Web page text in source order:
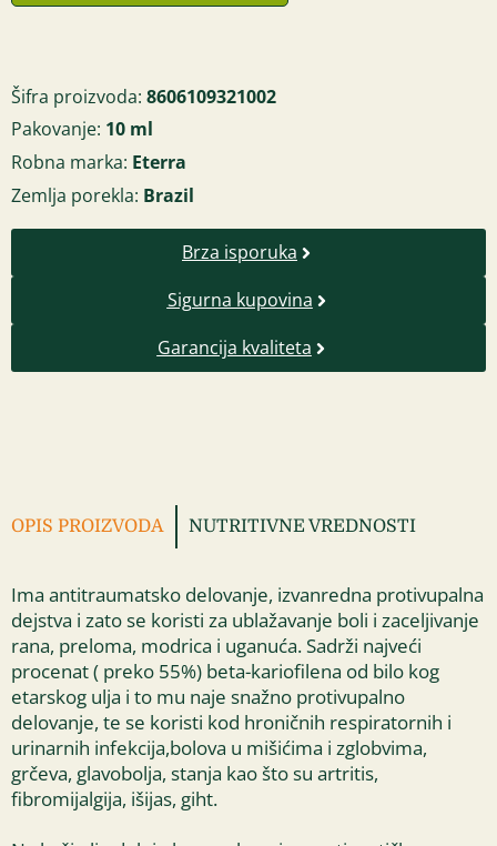
Šifra proizvoda: 8606109321002
Pakovanje: 10 ml
Robna marka: Eterra
Zemlja porekla: Brazil
Brza isporuka
Sigurna kupovina
Garancija kvaliteta
OPIS PROIZVODA NUTRITIVNE VREDNOSTI
Ima antitraumatsko delovanje, izvanredna protivupalna
dejstva i zato se koristi za ublažavanje boli i zaceljivanje
rana, preloma, modrica i uganuća. Sadrži najveći
procenat ( preko 55%) beta-kariofilena od bilo kog
etarskog ulja i to mu naje snažno protivupalno
delovanje, te se koristi kod hroničnih respiratornih i
urinarnih infekcija,bolova u mišićima i zglobvima,
grčeva, glavobolja, stanja kao što su artritis,
fibromijalgija, išijas, giht.